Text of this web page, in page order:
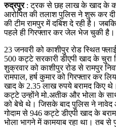
रुद्रपुर : ट्रक से छह लाख के खाद के
आरोपित की तलाश पुलिस ने शुरू कर
की टीम रामपुर में दबिश दे रही है।
पहले ही गिरफ्तार कर जेल भेज चुकी है।
23 जनवरी को काशीपुर रोड स्थित
500 कट्टे सरकारी डीएपी खाद के
शुक्रवार को काशीपुर रोड से रामपुर
रामपाल, हर्ष कुमार को गिरफ्तार कर
खाद के 2.35 लाख रुपये बरामद किए
कट्टे उन्होंने मो.अतीक और भोला के
को बेचे थे। जिसके बाद पुलिस ने
गोदाम से 946 कट्टे डीएपी खाद के
भोला भागने में कामयाब रहा था। तब